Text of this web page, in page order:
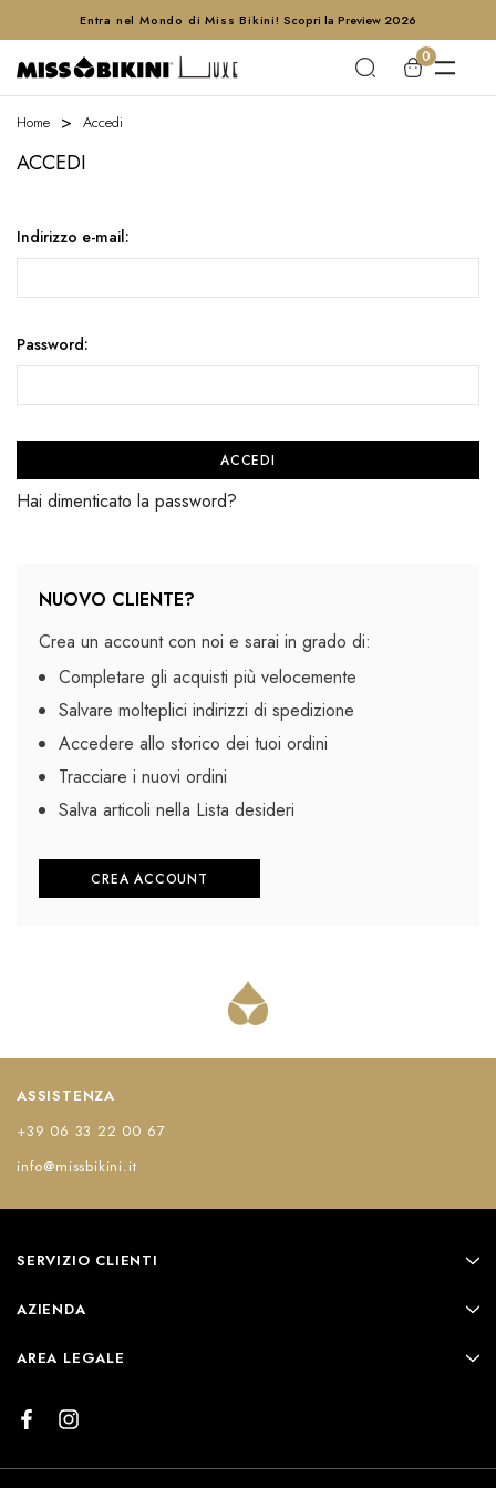
Entra nel Mondo di Miss Bikini! Scopri la Preview 2026
0
Home Accedi
ACCEDI
Indirizzo e-mail:
Password:
Hai dimenticato la password?
NUOVO CLIENTE?
Crea un account con noi e sarai in grado di:
Completare gli acquisti più velocemente
Salvare molteplici indirizzi di spedizione
Accedere allo storico dei tuoi ordini
Tracciare i nuovi ordini
Salva articoli nella Lista desideri
CREA ACCOUNT
ASSISTENZA
+39 06 33 22 00 67
info@missbikini.it
SERVIZIO CLIENTI
AZIENDA
AREA LEGALE